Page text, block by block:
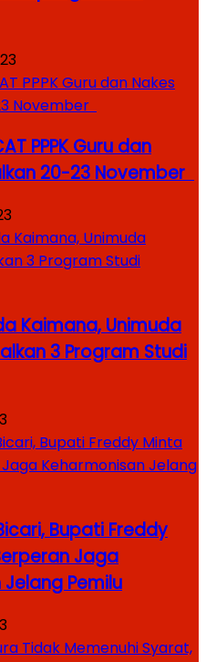
PPPK Guru dan
20-23 November
Kaimana, Unimuda
3 Program Studi
Bupati Freddy
Jaga
Pemilu